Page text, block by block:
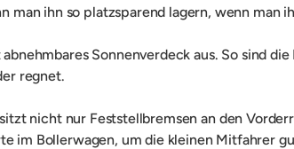
man ihn so platzsparend lagern, wenn man
Sonnenverdeck aus. So sind
regnet.
nicht nur Feststellbremsen an den
im Bollerwagen, um die kleinen Mitfahrer